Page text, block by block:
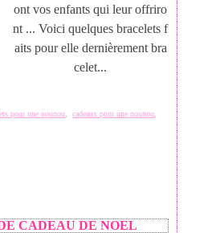
ont vos enfants qui leur offriro
nt ... Voici quelques bracelets f
aits pour elle dernièrement bra
celet...
pour une nounou ,cadeaux pour une nounou
CADEAU DE NOEL